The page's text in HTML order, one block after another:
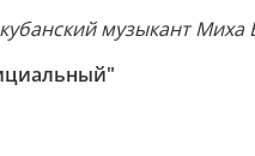
музыкант